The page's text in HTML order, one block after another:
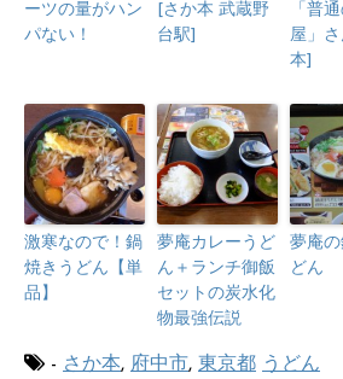
ーツの量がハン
パない！
[さか本 武蔵野
台駅]
「普
屋」
本]
激寒なので！鍋
焼きうどん【単
品】
夢庵カレーうど
ん＋ランチ御飯
セットの炭水化
物最強伝説
夢庵の
どん
- さか本, 府中市, 東京都 うどん